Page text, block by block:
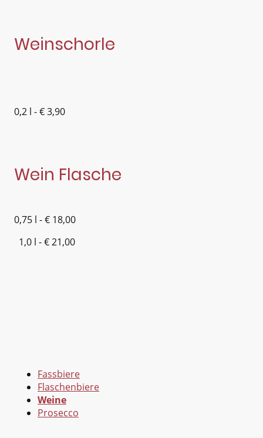
Weinschorle
0,2 l - € 3,90
Wein Flasche
0,75 l - € 18,00
1,0 l - € 21,00
Fassbiere
Flaschenbiere
Weine
Prosecco